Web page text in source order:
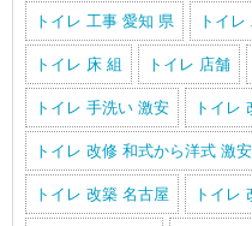
トイレ 工事 愛知 県 トイ
トイレ 床 組 トイレ 店舗
トイレ 手洗い 激安 トイレ
トイレ 改修 和式から洋式 激安
トイレ 改築 名古屋 トイレ